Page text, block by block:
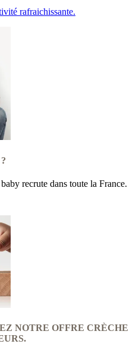
rafraichissante.
?
recrute dans toute la France.
NOTRE OFFRE CRÈCHE